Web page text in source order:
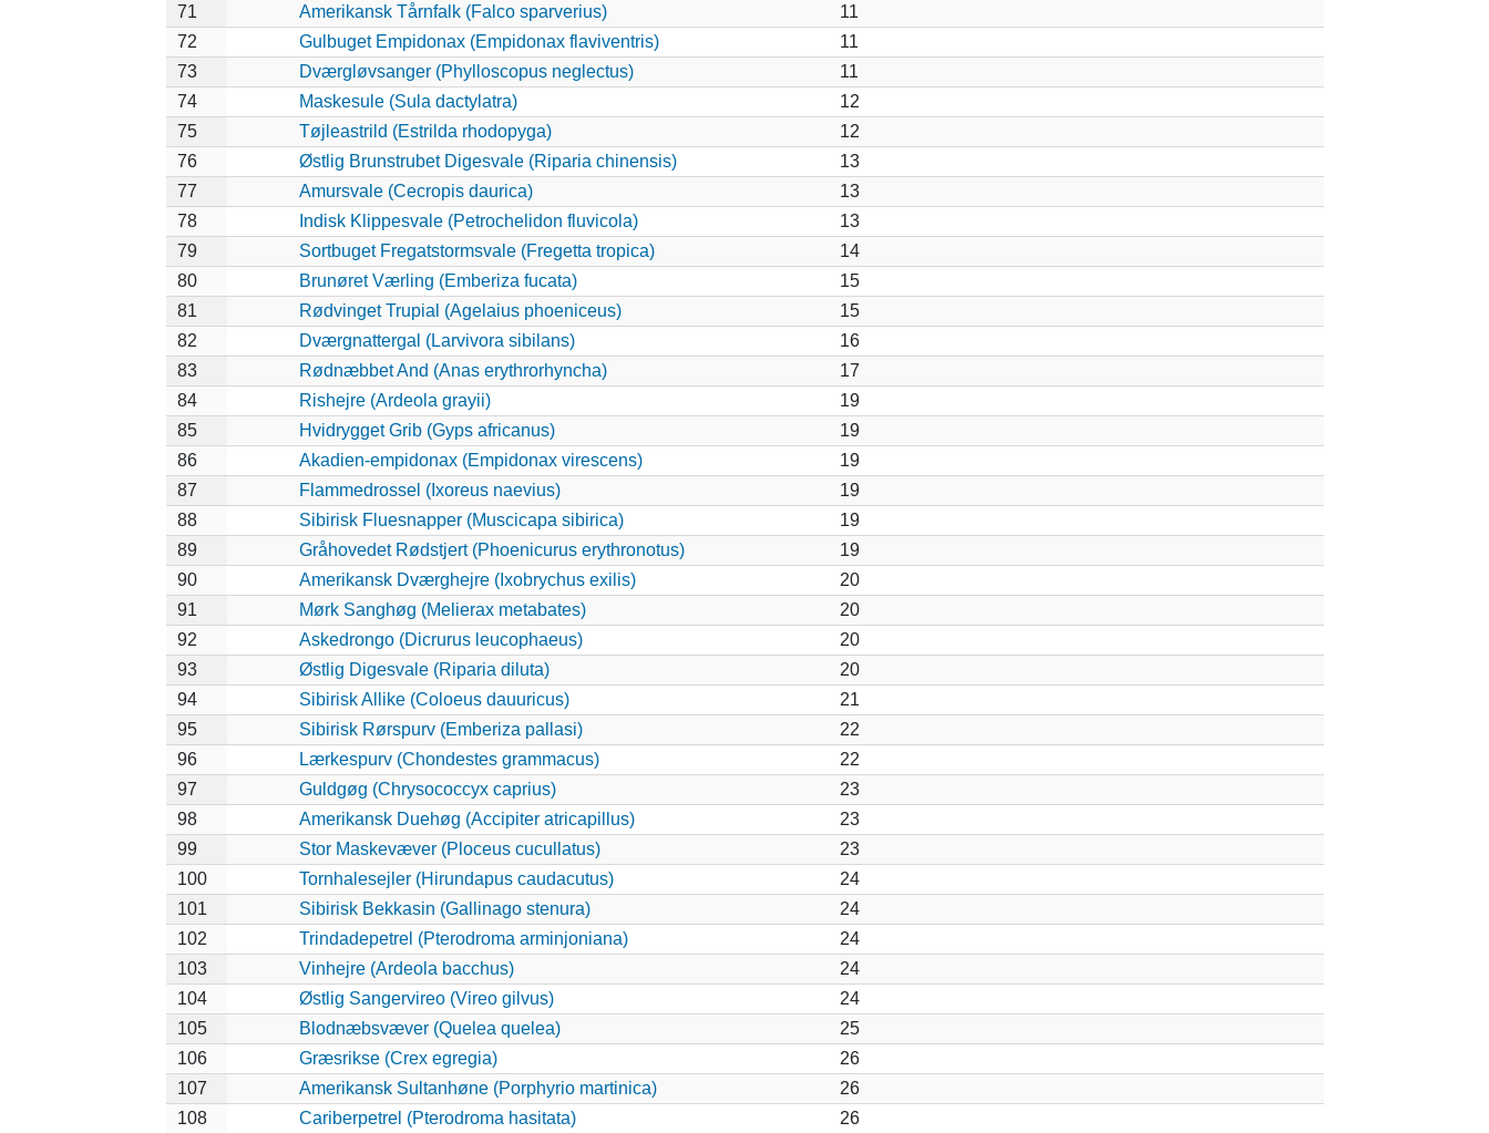
71
Amerikansk Tårnfalk (Falco sparverius)
11
72
Gulbuget Empidonax (Empidonax flaviventris)
11
73
Dværgløvsanger (Phylloscopus neglectus)
11
74
Maskesule (Sula dactylatra)
12
75
Tøjleastrild (Estrilda rhodopyga)
12
76
Østlig Brunstrubet Digesvale (Riparia chinensis)
13
77
Amursvale (Cecropis daurica)
13
78
Indisk Klippesvale (Petrochelidon fluvicola)
13
79
Sortbuget Fregatstormsvale (Fregetta tropica)
14
80
Brunøret Værling (Emberiza fucata)
15
81
Rødvinget Trupial (Agelaius phoeniceus)
15
82
Dværgnattergal (Larvivora sibilans)
16
83
Rødnæbbet And (Anas erythrorhyncha)
17
84
Rishejre (Ardeola grayii)
19
85
Hvidrygget Grib (Gyps africanus)
19
86
Akadien-empidonax (Empidonax virescens)
19
87
Flammedrossel (Ixoreus naevius)
19
88
Sibirisk Fluesnapper (Muscicapa sibirica)
19
89
Gråhovedet Rødstjert (Phoenicurus erythronotus)
19
90
Amerikansk Dværghejre (Ixobrychus exilis)
20
91
Mørk Sanghøg (Melierax metabates)
20
92
Askedrongo (Dicrurus leucophaeus)
20
93
Østlig Digesvale (Riparia diluta)
20
94
Sibirisk Allike (Coloeus dauuricus)
21
95
Sibirisk Rørspurv (Emberiza pallasi)
22
96
Lærkespurv (Chondestes grammacus)
22
97
Guldgøg (Chrysococcyx caprius)
23
98
Amerikansk Duehøg (Accipiter atricapillus)
23
99
Stor Maskevæver (Ploceus cucullatus)
23
100
Tornhalesejler (Hirundapus caudacutus)
24
101
Sibirisk Bekkasin (Gallinago stenura)
24
102
Trindadepetrel (Pterodroma arminjoniana)
24
103
Vinhejre (Ardeola bacchus)
24
104
Østlig Sangervireo (Vireo gilvus)
24
105
Blodnæbsvæver (Quelea quelea)
25
106
Græsrikse (Crex egregia)
26
107
Amerikansk Sultanhøne (Porphyrio martinica)
26
108
Cariberpetrel (Pterodroma hasitata) 26